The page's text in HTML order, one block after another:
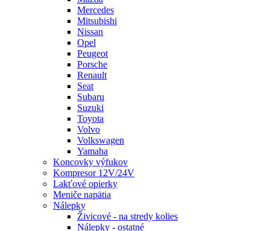
Mercedes
Mitsubishi
Nissan
Opel
Peugeot
Porsche
Renault
Seat
Subaru
Suzuki
Toyota
Volvo
Volkswagen
Yamaha
Koncovky výfukov
Kompresor 12V/24V
Lakťové opierky
Meniče napätia
Nálepky
Živicové - na stredy kolies
Nálepky - ostatné